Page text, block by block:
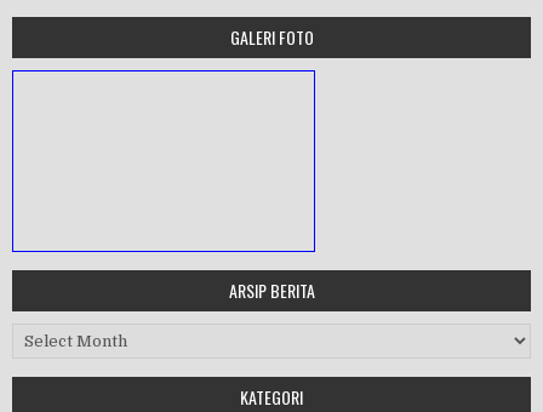
GALERI FOTO
Workshop Perangkat 2019
ARSIP BERITA
KATEGORI